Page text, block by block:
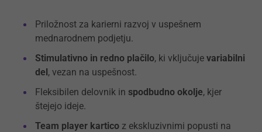
Priložnost za karierni razvoj v uspešnem
mednarodnem podjetju.
Stimulativno in redno plačilo, ki vključuje variabilni
del, vezan na uspešnost.
Fleksibilen delovnik in spodbudno okolje, kjer
štejejo ideje.
Team player kartico z ekskluzivnimi popusti na